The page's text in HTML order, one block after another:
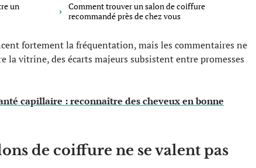
un
Comment trouver un salon de coiffure
recommandé près de chez vous
fortement la fréquentation, mais les commentaires ne
la vitrine, des écarts majeurs subsistent entre promesses
capillaire : reconnaître des cheveux en bonne
de coiffure ne se valent pas